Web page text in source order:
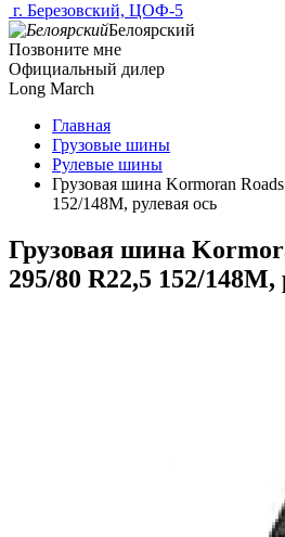
г. Березовский, ЦОФ-5
Белоярский
Позвоните мне
Официальный дилер
Long March
Главная
Грузовые шины
Рулевые шины
Грузовая шина Kormoran
152/148M, рулевая ось
Грузовая шина
295/80 R22,5 152/148M,